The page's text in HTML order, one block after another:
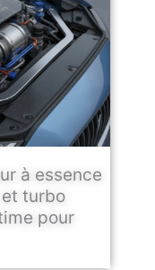
à essence
turbo
pour